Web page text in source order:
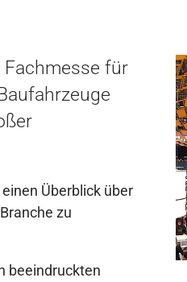
Fachmesse für
Überblick über
zu
beeindruckten